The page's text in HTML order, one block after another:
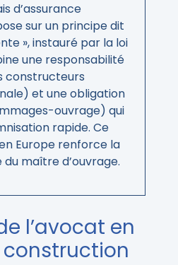
d’assurance
sur un principe dit
», instauré par la loi
une responsabilité
constructeurs
et une obligation
ouvrage) qui
rapide. Ce
Europe renforce la
maître d’ouvrage.
l’avocat en